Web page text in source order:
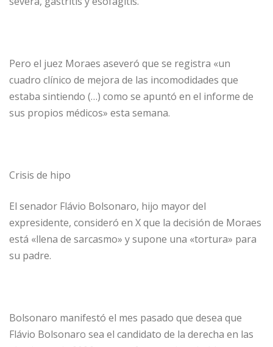
Pero el juez Moraes aseveró que se registra «un
cuadro clínico de mejora de las incomodidades que
estaba sintiendo (…) como se apuntó en el informe de
sus propios médicos» esta semana.
Crisis de hipo
El senador Flávio Bolsonaro, hijo mayor del
expresidente, consideró en X que la decisión de Moraes
está «llena de sarcasmo» y supone una «tortura» para
su padre.
Bolsonaro manifestó el mes pasado que desea que
Flávio Bolsonaro sea el candidato de la derecha en las